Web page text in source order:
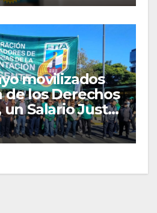
movilizados
de los Derechos
Salario Justo